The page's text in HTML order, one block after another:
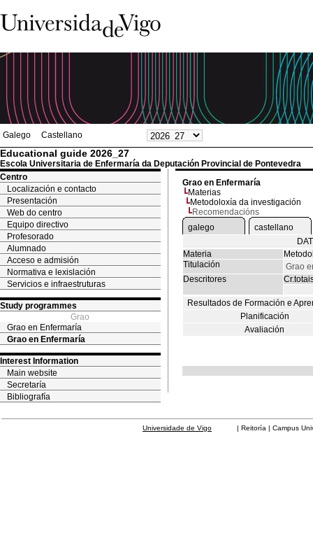
Galego Castellano
Educational guide 2026_27
Escola Universitaria de Enfermaría da Deputación Provincial de Pontevedra
Centro
Localización e contacto
Presentación
Web do centro
Equipo directivo
Profesorado
Alumnado
Acceso e admisión
Normativa e lexislación
Servicios e infraestruturas
Study programmes
Grao
Grao en Enfermaría
Grao en Enfermaría
Interest Information
Main website
Secretaría
Bibliografía
Grao en Enfermaría
Materias
Metodoloxía da investigación
Recomendacións
galego
castellano
Materia
Titulación
Grao
Descritores
Resultados de Formación e
Planificación
Avaliación
Universidade de Vigo | Reitoría | Campus